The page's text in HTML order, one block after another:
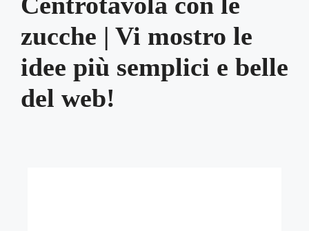
zucche | Vi mostro le
idee più semplici e belle
del web!